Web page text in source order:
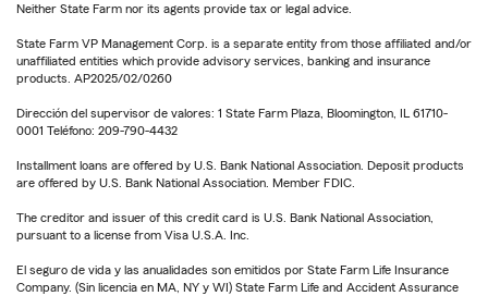
Neither State Farm nor its agents provide tax or legal advice.
State Farm VP Management Corp. is a separate entity from those affiliated and/or
unaffiliated entities which provide advisory services, banking and insurance
products. AP2025/02/0260
Dirección del supervisor de valores: 1 State Farm Plaza, Bloomington, IL 61710-
0001 Teléfono: 209-790-4432
Installment loans are offered by U.S. Bank National Association. Deposit products
are offered by U.S. Bank National Association. Member FDIC.
The creditor and issuer of this credit card is U.S. Bank National Association,
pursuant to a license from Visa U.S.A. Inc.
El seguro de vida y las anualidades son emitidos por State Farm Life Insurance
Company. (Sin licencia en MA, NY y WI) State Farm Life and Accident Assurance